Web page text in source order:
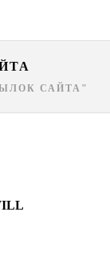
САЙТА"